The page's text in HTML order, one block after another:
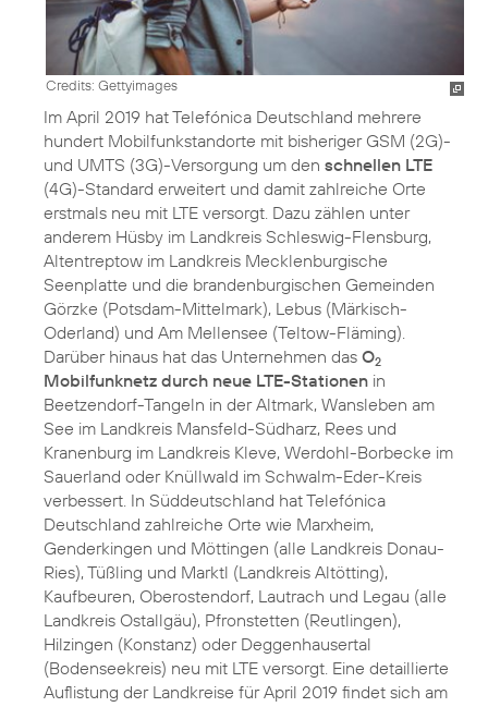
Credits: Gettyimages
Im April 2019 hat Telefónica Deutschland mehrere
hundert Mobilfunkstandorte mit bisheriger GSM (2G)-
und UMTS (3G)-Versorgung um den schnellen LTE
(4G)-Standard erweitert und damit zahlreiche Orte
erstmals neu mit LTE versorgt. Dazu zählen unter
anderem Hüsby im Landkreis Schleswig-Flensburg,
Altentreptow im Landkreis Mecklenburgische
Seenplatte und die brandenburgischen Gemeinden
Görzke (Potsdam-Mittelmark), Lebus (Märkisch-
Oderland) und Am Mellensee (Teltow-Fläming).
Darüber hinaus hat das Unternehmen das O2
Mobilfunknetz durch neue LTE-Stationen in
Beetzendorf-Tangeln in der Altmark, Wansleben am
See im Landkreis Mansfeld-Südharz, Rees und
Kranenburg im Landkreis Kleve, Werdohl-Borbecke im
Sauerland oder Knüllwald im Schwalm-Eder-Kreis
verbessert. In Süddeutschland hat Telefónica
Deutschland zahlreiche Orte wie Marxheim,
Genderkingen und Möttingen (alle Landkreis Donau-
Ries), Tüßling und Marktl (Landkreis Altötting),
Kaufbeuren, Oberostendorf, Lautrach und Legau (alle
Landkreis Ostallgäu), Pfronstetten (Reutlingen),
Hilzingen (Konstanz) oder Deggenhausertal
(Bodenseekreis) neu mit LTE versorgt. Eine detaillierte
Auflistung der Landkreise für April 2019 findet sich am